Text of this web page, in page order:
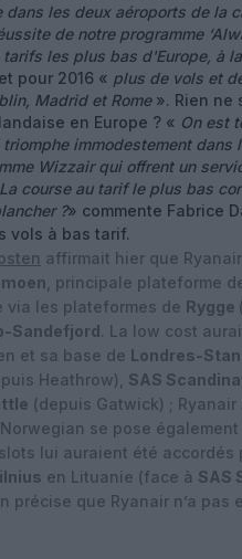
les deux aéroports de la
de notre programme
les plus bas d'Europe, à
pour 2016 « plus de vols et
Madrid et Rome». Rien ne
en Europe ? « On est
immodestement dans
Wizzair qui offrent un
course au tarif le plus bas
?» commente Fabrice
vols à bas tarif.
affirmait hier que
, principale plateforme
via les plateformes de Rygge
Sandefjord. La low cost
et sa base de Londres-
Heathrow), SAS
(depuis Gatwick) ;
se pose
lui auraient été accordés
en Lituanie (face à SAS
précise que Ryanair n’a pas